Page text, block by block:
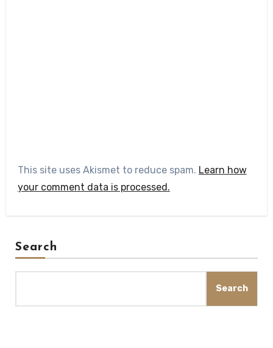
This site uses Akismet to reduce spam. Learn how
your comment data is processed.
Search
Search